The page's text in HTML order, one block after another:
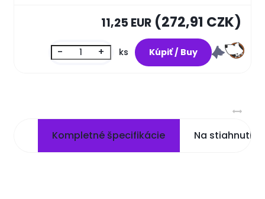
11,25 EUR(272,91 CZK)
- + ks
Kompletné špecifikácie Na stiahnutie